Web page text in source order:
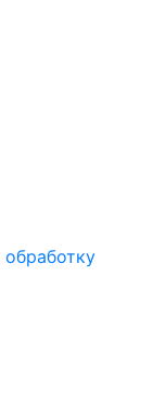
обработку